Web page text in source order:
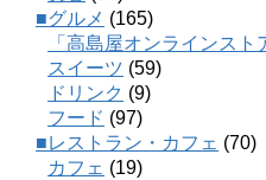
■グルメ (165)
「高島屋オンラインス
スイーツ (59)
ドリンク (9)
フード (97)
■レストラン・カフェ (70)
カフェ (19)